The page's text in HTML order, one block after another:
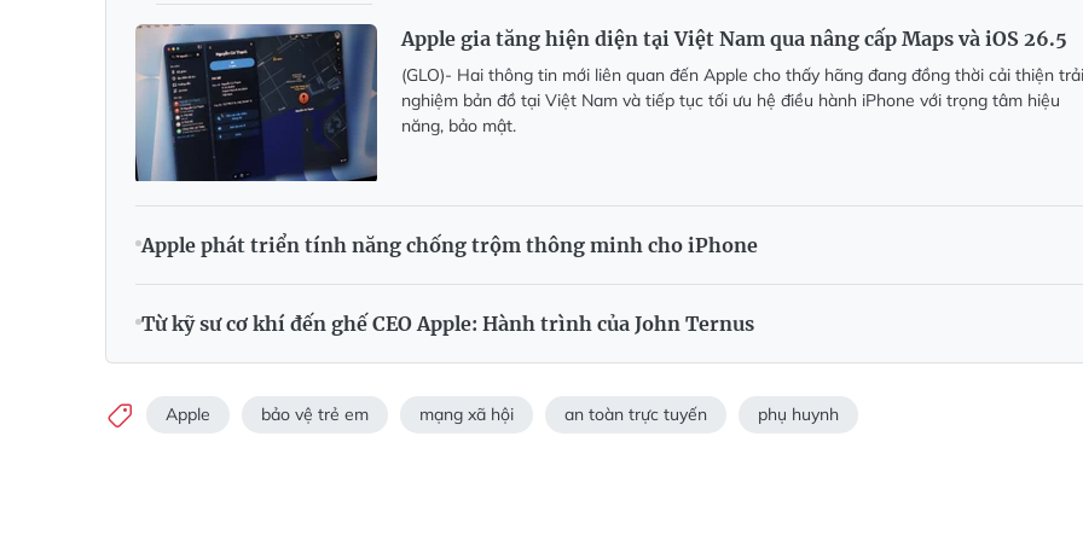
Apple gia tăng hiện diện tại Việt Nam qua nâng cấp Maps và iOS 26.5
(GLO)- Hai thông tin mới liên quan đến Apple cho thấy hãng đang đồng thời cải thiện trải
nghiệm bản đồ tại Việt Nam và tiếp tục tối ưu hệ điều hành iPhone với trọng tâm hiệu
năng, bảo mật.
Apple phát triển tính năng chống trộm thông minh cho iPhone
Từ kỹ sư cơ khí đến ghế CEO Apple: Hành trình của John Ternus
Apple bảo vệ trẻ em mạng xã hội an toàn trực tuyến phụ huynh